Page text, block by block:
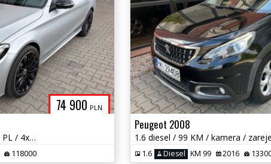
74 900 PLN
2.2 diesel / 204 KM / zarej w PL / 4x4 / automat / zadbany / zamiana
118000
Peugeot 2008
1.6 Diesel KM 99 2016